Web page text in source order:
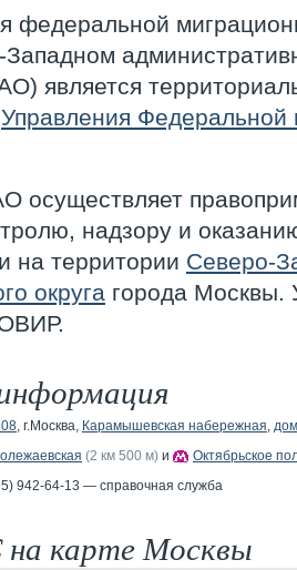
федеральной
является
Управления
осуществляет
надзору и
на территории Северо-
округа города Москвы.
, г.Москва, Карамышевская набережная,
(2 км 500 м) и
Октябрьское
942-64-13 — справочная служба
карте Москвы